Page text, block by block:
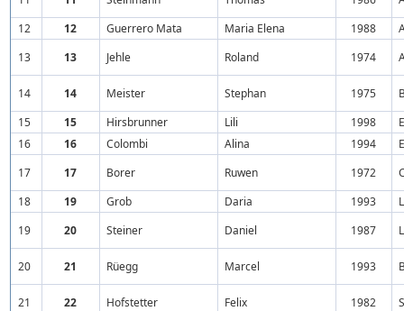
12
12 Guerrero Mata Maria Elena 1988
13
13 Jehle Roland 1974
14 14 Meister Stephan 1975
15
15 Hirsbrunner Lili 1998
16
16 Colombi Alina 1994
17
17 Borer Ruwen 1972
18
19 Grob Daria 1993
19
20 Steiner Daniel 1987
20 21 Rüegg Marcel 1993
21 22 Hofstetter Felix 1982